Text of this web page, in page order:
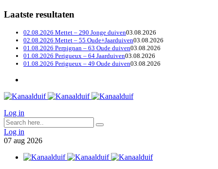
Laatste resultaten
02.08.2026 Mettet – 290 Jonge duiven03.08.2026
02.08.2026 Mettet – 55 Oude+Jaarduiven03.08.2026
01.08.2026 Perpignan – 63 Oude duiven03.08.2026
01.08.2026 Perigueux – 64 Jaarduiven03.08.2026
01.08.2026 Perigueux – 49 Oude duiven03.08.2026
Log in
Log in
07 aug 2026